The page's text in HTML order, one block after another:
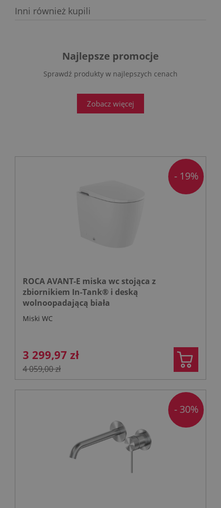
Inni również kupili
Najlepsze promocje
Sprawdź produkty w najlepszych cenach
Zobacz więcej
ROCA AVANT-E miska wc stojąca z
zbiornikiem In-Tank® i deską
wolnoopadającą biała
Miski WC
3 299,97 zł
4 059,00 zł
- 19%
- 30%